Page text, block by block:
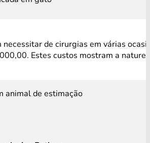
de cirurgias em várias
Estes custos mostram a